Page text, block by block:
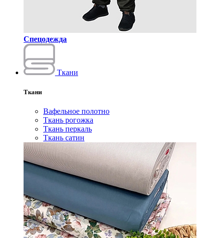
Спецодежда
Ткани
Ткани
Вафельное полотно
Ткань рогожка
Ткань перкаль
Ткань сатин